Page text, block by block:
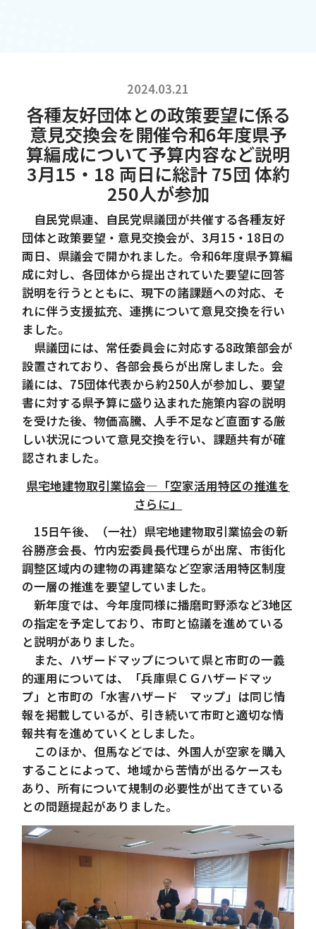
2024.03.21
各種友好団体との政策要望に係る
意見交換会を開催令和6年度県予
算編成について予算内容など説明
3月15・18 両日に総計 75団 体約
250人が参加
自民党県連、自民党県議団が共催する各種友好
団体と政策要望・意見交換会が、3月15・18日の
両日、県議会で開かれました。令和6年度県予算編
成に対し、各団体から提出されていた要望に回答
説明を行うとともに、現下の諸課題への対応、そ
れに伴う支援拡充、連携について意見交換を行い
ました。
県議団には、常任委員会に対応する8政策部会が
設置されており、各部会長らが出席しました。会
議には、75団体代表から約250人が参加し、要望
書に対する県予算に盛り込まれた施策内容の説明
を受けた後、物価高騰、人手不足など直面する厳
しい状況について意見交換を行い、課題共有が確
認されました。
県宅地建物取引業協会―「空家活用特区の推進を
さらに」
15日午後、（一社）県宅地建物取引業協会の新
谷勝彦会長、竹内宏委員長代理らが出席、市街化
調整区域内の建物の再建築など空家活用特区制度
の一層の推進を要望していました。
新年度では、今年度同様に播磨町野添など3地区
の指定を予定しており、市町と協議を進めている
と説明がありました。
また、ハザードマップについて県と市町の一義
的運用については、「兵庫県ＣＧハザードマッ
プ」と市町の「水害ハザード マップ」は同じ情
報を掲載しているが、引き続いて市町と適切な情
報共有を進めていくとしました。
このほか、但馬などでは、外国人が空家を購入
することによって、地域から苦情が出るケースも
あり、所有について規制の必要性が出てきている
との問題提起がありました。